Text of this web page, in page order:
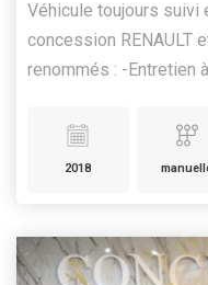
Véhicule toujours suivi
concession RENAULT
renommés : -Entretien
2018